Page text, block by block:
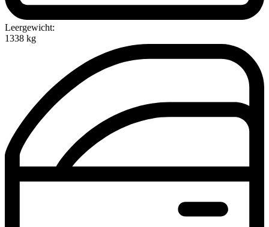
Leergewicht:
1338 kg